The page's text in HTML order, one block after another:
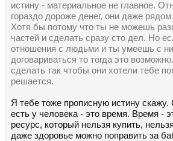
истину - материальное не главное.
гораздо дороже денег, они даже рядом
Хотя бы потому что ты не можешь
частей и сделать сразу сто дел. Но
отношения с людьми и ты умеешь с
договариваться то тогда это
сделать так чтобы они хотели тебе
решается.
Я тебе тоже прописную истину
есть у человека - это время. Время -
ресурс, который нельзя купить,
даже здоровье можно поправить за